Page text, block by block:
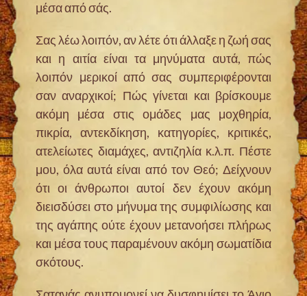
μέσα από σάς.
Σας λέω λοιπόν, αν λέτε ότι άλλαξε η ζωή σας
και η αιτία είναι τα μηνύματα αυτά, πώς
λοιπόν μερικοί από σας συμπεριφέρονται
σαν αναρχικοί; Πώς γίνεται και βρίσκουμε
ακόμη μέσα στις ομάδες μας μοχθηρία,
πικρία, αντεκδίκηση, κατηγορίες, κριτικές,
ατελείωτες διαμάχες, αντιζηλία κ.λ.π. Πέστε
μου, όλα αυτά είναι από τον Θεό; Δείχνουν
ότι οι άνθρωποι αυτοί δεν έχουν ακόμη
διεισδύσει στο μήνυμα της συμφιλίωσης και
της αγάπης ούτε έχουν μετανοήσει πλήρως
και μέσα τους παραμένουν ακόμη σωματίδια
σκότους.